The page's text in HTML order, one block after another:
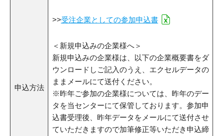
申込方法
>>受注企業としての参加申込書
＜新規申込みの企業様へ＞
新規申込みの企業様は、以下の企業概要書をダ
ウンロードしご記入のうえ、エクセルデータの
ままメールにて送付ください。
※昨年ご参加の企業様については、昨年のデー
タを当センターにて保管しております。参加申
込書受理後、昨年データをメールにて送付させ
ていただきますので加筆修正等いただき申込締